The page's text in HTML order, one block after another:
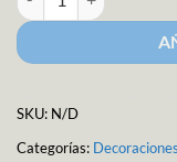
SKU: N/D
Categorías: